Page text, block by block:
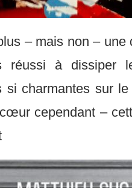
– mais non –
réussi à dissiper
si charmantes sur
cependant –